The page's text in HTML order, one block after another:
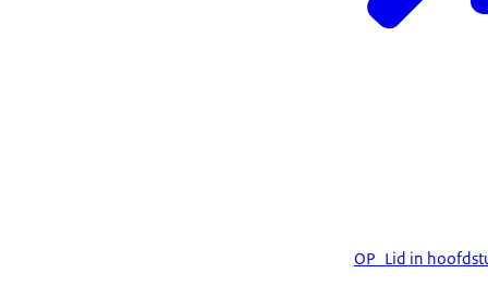
OP_Lid in